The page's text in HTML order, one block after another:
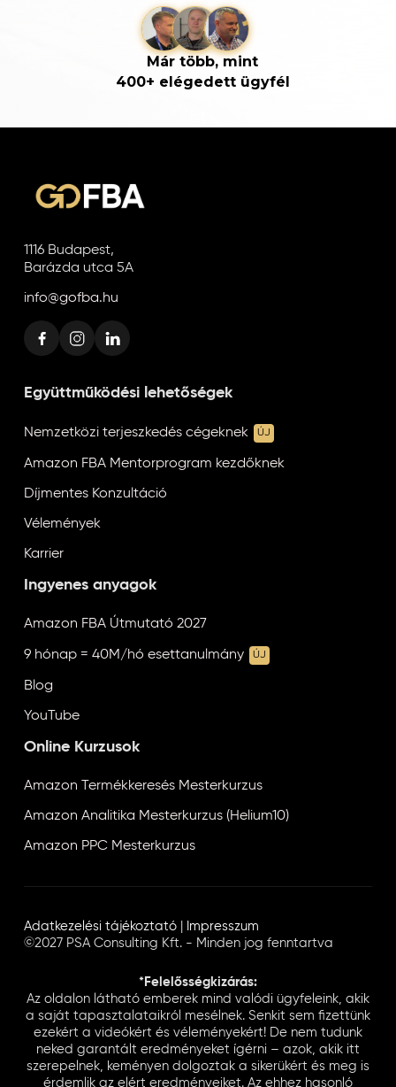
Már több, mint
400+ elégedett ügyfél
1116 Budapest,
Barázda utca 5A
info@gofba.hu
Együttműködési lehetőségek
Nemzetközi terjeszkedés cégeknek ÚJ
Amazon FBA Mentorprogram kezdőknek
Díjmentes Konzultáció
Vélemények
Karrier
Ingyenes anyagok
Amazon FBA Útmutató 2027
9 hónap = 40M/hó esettanulmány ÚJ
Blog
YouTube
Online Kurzusok
Amazon Termékkeresés Mesterkurzus
Amazon Analitika Mesterkurzus (Helium10)
Amazon PPC Mesterkurzus
Adatkezelési tájékoztató
Impresszum
©2027 PSA Consulting Kft. - Minden jog fenntartva
*Felelősségkizárás:
Az oldalon látható emberek mind valódi ügyfeleink, akik
a saját tapasztalataikról mesélnek. Senkit sem fizettünk
ezekért a videókért és véleményekért! De nem tudunk
neked garantált eredményeket ígérni – azok, akik itt
szerepelnek, keményen dolgoztak a sikerükért és meg is
érdemlik az elért eredményeiket. Az ehhez hasonló